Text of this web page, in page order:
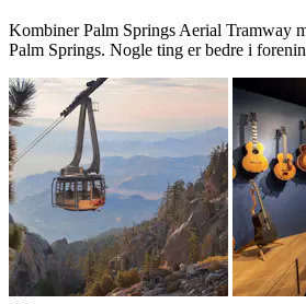
Kombiner Palm Springs Aerial Tramway
Palm Springs. Nogle ting er bedre i